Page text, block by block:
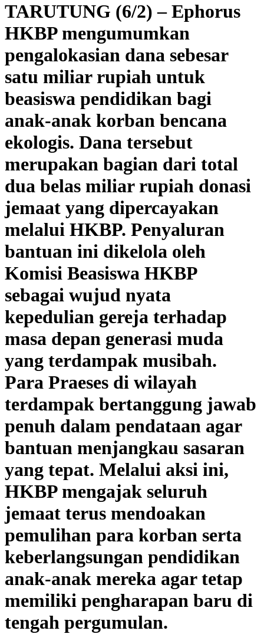
TARUTUNG (6/2) – Ephorus
HKBP mengumumkan
pengalokasian dana sebesar
satu miliar rupiah untuk
beasiswa pendidikan bagi
anak-anak korban bencana
ekologis. Dana tersebut
merupakan bagian dari total
dua belas miliar rupiah donasi
jemaat yang dipercayakan
melalui HKBP. Penyaluran
bantuan ini dikelola oleh
Komisi Beasiswa HKBP
sebagai wujud nyata
kepedulian gereja terhadap
masa depan generasi muda
yang terdampak musibah. ​
Para Praeses di wilayah
terdampak bertanggung jawab
penuh dalam pendataan agar
bantuan menjangkau sasaran
yang tepat. Melalui aksi ini,
HKBP mengajak seluruh
jemaat terus mendoakan
pemulihan para korban serta
keberlangsungan pendidikan
anak-anak mereka agar tetap
memiliki pengharapan baru di
tengah pergumulan.